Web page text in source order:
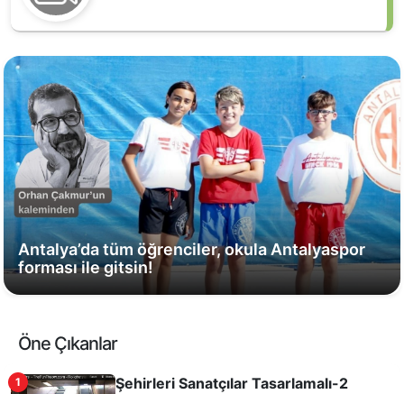
Antalya’da tüm öğrenciler, okula Antalyaspor
forması ile gitsin!
Öne Çıkanlar
1 Şehirleri Sanatçılar Tasarlamalı-2